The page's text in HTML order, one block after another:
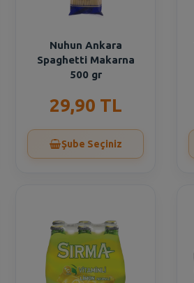
Nuhun Ankara
Spaghetti Makarna
500 gr
29,90 TL
Şube Seçiniz